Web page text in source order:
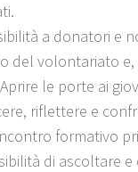
a donatori e
del volontariato
le porte ai
riflettere e
formativo
di ascoltare